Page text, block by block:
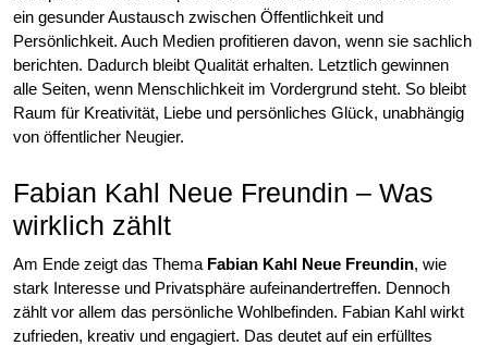
ein gesunder Austausch zwischen Öffentlichkeit und
Persönlichkeit. Auch Medien profitieren davon, wenn sie sachlich
berichten. Dadurch bleibt Qualität erhalten. Letztlich gewinnen
alle Seiten, wenn Menschlichkeit im Vordergrund steht. So bleibt
Raum für Kreativität, Liebe und persönliches Glück, unabhängig
von öffentlicher Neugier.
Fabian Kahl Neue Freundin – Was
wirklich zählt
Am Ende zeigt das Thema Fabian Kahl Neue Freundin, wie
stark Interesse und Privatsphäre aufeinandertreffen. Dennoch
zählt vor allem das persönliche Wohlbefinden. Fabian Kahl wirkt
zufrieden, kreativ und engagiert. Das deutet auf ein erfülltes